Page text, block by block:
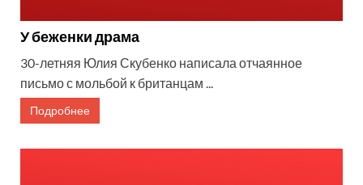
У беженки драма
30-летняя Юлия Скубенко написала отчаянное
письмо с мольбой к британцам ...
Подробнее